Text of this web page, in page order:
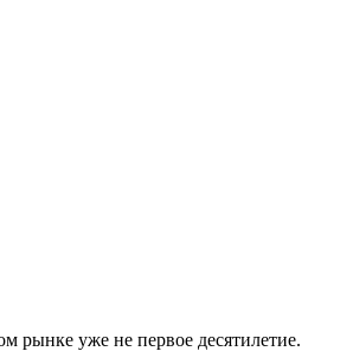
рынке уже не первое десятилетие.